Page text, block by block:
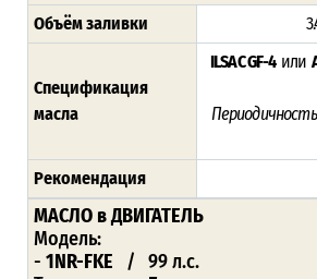
Объём заливки
Спецификация
масла
ILSAC GF-4 или
Рекомендация
МАСЛО в ДВИГАТЕЛЬ
Модель:
- 1NR-FKE / 99 л.с.